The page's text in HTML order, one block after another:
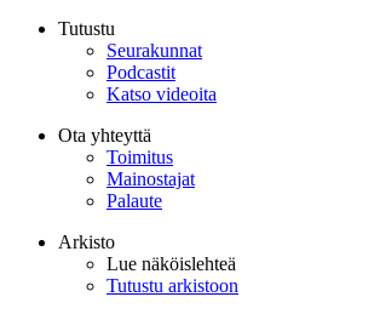
Tutustu
Seurakunnat
Podcastit
Katso videoita
Ota yhteyttä
Toimitus
Mainostajat
Palaute
Arkisto
Lue näköislehteä
Tutustu arkistoon